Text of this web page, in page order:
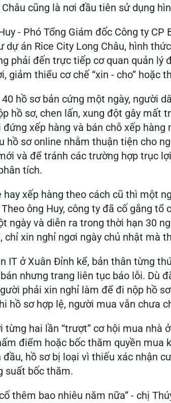
cũng là nơi đầu tiên sử dụng
- Phó Tổng Giám đốc Công ty CP
dự án Rice City Long Châu, hình
phải đến trực tiếp cơ quan quản lý
giảm thiểu cơ chế “xin - cho” hoặc
40 hồ sơ bản cứng một ngày, người
hồ sơ, chen lấn, xung đột gây mất
xếp hàng và bán chỗ xếp hàng
hồ sơ online nhằm thuận tiện cho
và để tránh các trường hợp trục
tích.
hay xếp hàng theo cách cũ thì một
ông Huy, công ty đã cố gắng tổ
ngày và diễn ra trong thời hạn 30
chỉ xin nghỉ ngơi ngày chủ nhật mà
IT ở Xuân Đỉnh kể, bản thân từng
nhưng trang liên tục báo lỗi. Dù
phải xin nghỉ làm để đi nộp hồ
hồ sơ hợp lệ, người mua vẫn chưa
từng hai lần “trượt” cơ hội mua nhà
điểm hoặc bốc thăm quyền mua
đầu, hồ sơ bị loại vì thiếu xác nhận
suất bốc thăm.
thêm bao nhiêu năm nữa” - chị